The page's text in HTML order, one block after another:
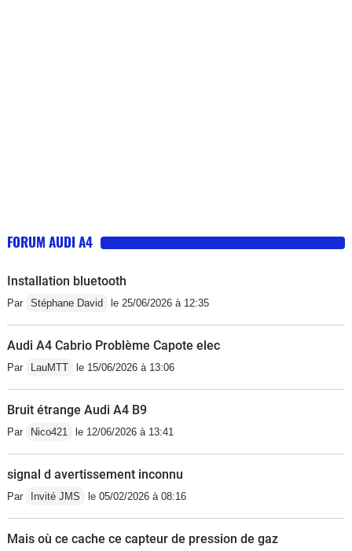
FORUM AUDI A4
Installation bluetooth
Par Stéphane David le 25/06/2026 à 12:35
Audi A4 Cabrio Problème Capote elec
Par LauMTT le 15/06/2026 à 13:06
Bruit étrange Audi A4 B9
Par Nico421 le 12/06/2026 à 13:41
signal d avertissement inconnu
Par Invité JMS le 05/02/2026 à 08:16
Mais où ce cache ce capteur de pression de gaz